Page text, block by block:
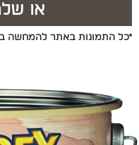
או
*כל התמונות באתר להמחשה